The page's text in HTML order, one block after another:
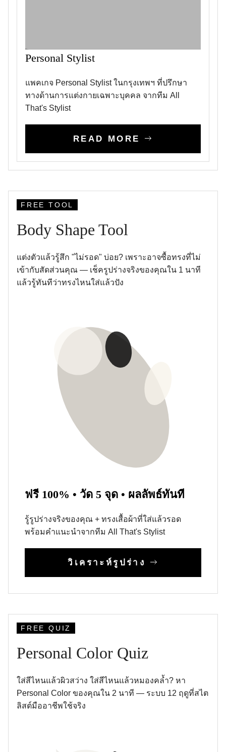
Personal Stylist
แพคเกจ Personal Stylist ในกรุงเทพฯ ที่ปรึกษา
ทางด้านการแต่งกายเฉพาะบุคคล จากทีม All
That's Stylist
READ MORE
FREE TOOL
Body Shape Tool
แต่งตัวแล้วรู้สึก "ไม่รอด" บ่อย? เพราะอาจซื้อทรงที่ไม่
เข้ากับสัดส่วนคุณ — เช็ครูปร่างจริงของคุณใน 1 นาที
แล้วรู้ทันทีว่าทรงไหนใส่แล้วปัง
ฟรี 100% • วัด 5 จุด • ผลลัพธ์ทันที
รู้รูปร่างจริงของคุณ + ทรงเสื้อผ้าที่ใส่แล้วรอด
พร้อมคำแนะนำจากทีม All That's Stylist
วิเคราะห์รูปร่าง
FREE QUIZ
Personal Color Quiz
ใส่สีไหนแล้วผิวสว่าง ใส่สีไหนแล้วหมองคล้ำ? หา
Personal Color ของคุณใน 2 นาที — ระบบ 12 ฤดูที่สไต
ลิสต์มืออาชีพใช้จริง